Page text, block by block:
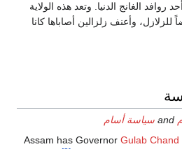
الغانج الدنيا. وتعد هذه الولاية
وأعنف زلزالين أصاباها كانا
سياسة أسام
Assam has GovernorGulab